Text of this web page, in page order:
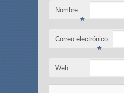
Nombre
*
Correo electrónico
*
Web